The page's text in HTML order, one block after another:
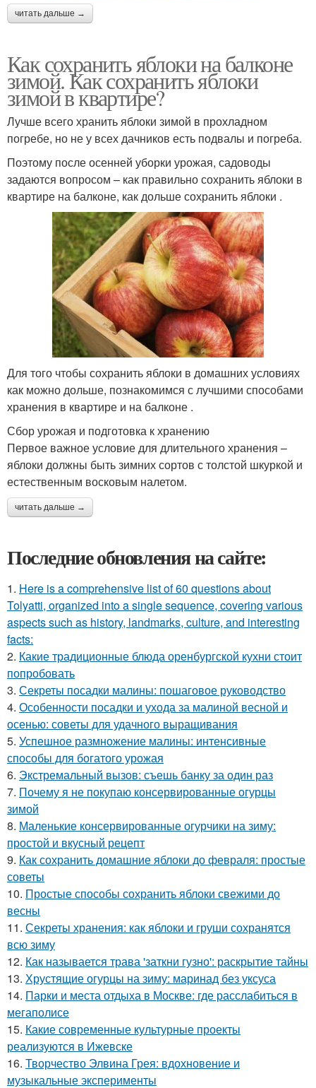
читать дальше →
Как сохранить яблоки на балконе
зимой. Как сохранить яблоки
зимой в квартире?
Лучше всего хранить яблоки зимой в прохладном
погребе, но не у всех дачников есть подвалы и погреба.
Поэтому после осенней уборки урожая, садоводы
задаются вопросом – как правильно сохранить яблоки в
квартире на балконе, как дольше сохранить яблоки .
Для того чтобы сохранить яблоки в домашних условиях
как можно дольше, познакомимся с лучшими способами
хранения в квартире и на балконе .
Сбор урожая и подготовка к хранению
Первое важное условие для длительного хранения –
яблоки должны быть зимних сортов с толстой шкуркой и
естественным восковым налетом.
читать дальше →
Последние обновления на сайте:
1. Here is a comprehensive list of 60 questions about
Tolyatti, organized into a single sequence, covering various
aspects such as history, landmarks, culture, and interesting
facts:
2. Какие традиционные блюда оренбургской кухни стоит
попробовать
3. Секреты посадки малины: пошаговое руководство
4. Особенности посадки и ухода за малиной весной и
осенью: советы для удачного выращивания
5. Успешное размножение малины: интенсивные
способы для богатого урожая
6. Экстремальный вызов: съешь банку за один раз
7. Почему я не покупаю консервированные огурцы
зимой
8. Маленькие консервированные огурчики на зиму:
простой и вкусный рецепт
9. Как сохранить домашние яблоки до февраля: простые
советы
10. Простые способы сохранить яблоки свежими до
весны
11. Секреты хранения: как яблоки и груши сохранятся
всю зиму
12. Как называется трава 'заткни гузно': раскрытие тайны
13. Хрустящие огурцы на зиму: маринад без уксуса
14. Парки и места отдыха в Москве: где расслабиться в
мегаполисе
15. Какие современные культурные проекты
реализуются в Ижевске
16. Творчество Элвина Грея: вдохновение и
музыкальные эксперименты